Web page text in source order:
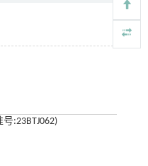
:23BTJ062)